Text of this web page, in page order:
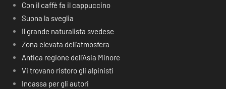
Con il caffè fa il cappuccino
Suona la sveglia
Il grande naturalista svedese
Zona elevata dell’atmosfera
Antica regione dell’Asia Minore
Vi trovano ristoro gli alpinisti
Incassa per gli autori